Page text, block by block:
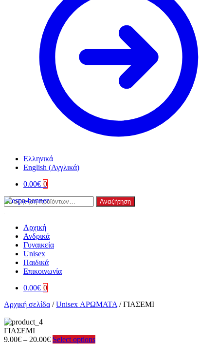
Ελληνικά
English (Αγγλικά)
0.00€ 0
Αναζήτηση
για:
Αναζήτηση
Αρχική
Ανδρικά
Γυναικεία
Unisex
Παιδικά
Επικοινωνία
0.00€ 0
Αρχική σελίδα /Unisex ΑΡΩΜΑΤΑ /ΓΙΑΣΕΜΙ
ΓΙΑΣΕΜΙ
9.00€ – 20.00€Price
Select options